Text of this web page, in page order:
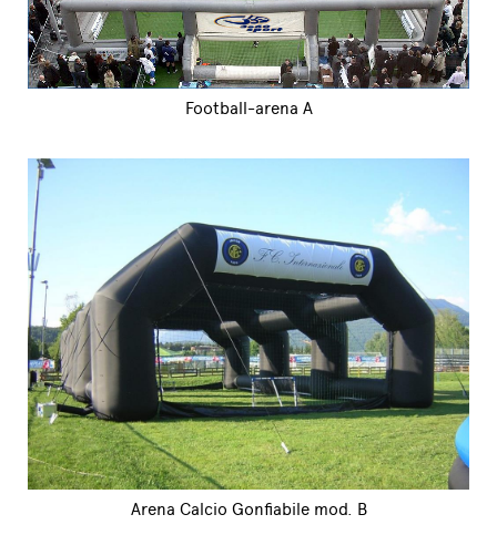
Football-arena A
Arena Calcio Gonfiabile mod. B